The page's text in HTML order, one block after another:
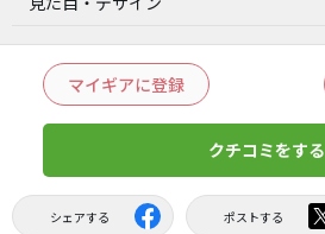
マイギアに登録
クチコミをする
シェアする ポストする